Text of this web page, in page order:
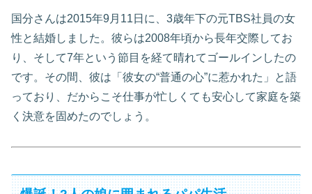
国分さんは2015年9月11日に、3歳年下の元TBS社員の女
性と結婚しました。彼らは2008年頃から長年交際してお
り、そして7年という節目を経て晴れてゴールインしたの
です。その間、彼は「彼女の“普通の心”に惹かれた」と語
っており、だからこそ仕事が忙しくても安心して家庭を築
く決意を固めたのでしょう 。